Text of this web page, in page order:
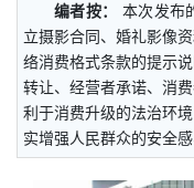
编者按：
本次发布
立摄影合同、婚礼影像
络消费格式条款的提示
转让、经营者承诺、消
利于消费升级的法治环
实增强人民群众的安全